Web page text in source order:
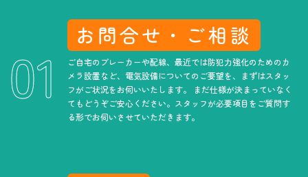
お問合せ・ご相談
ご自宅のブレーカーや配線、最近では防犯力強化のためのカ
メラ設置など、電気設備についてのご要望を、まずはスタッ
フがご状況をお伺いいたします。 まだ仕様が決まっていなく
てもどうぞご安心ください。スタッフが必要項目をご質問す
る形でお伺いさせていただきます。